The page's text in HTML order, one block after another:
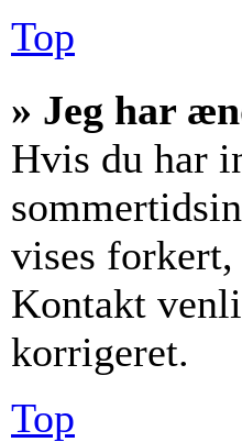
Top
» Jeg har
Hvis du har
vises
Kontakt
korrigeret.
Top